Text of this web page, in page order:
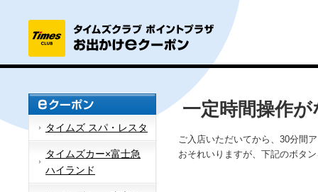
タイムズ スパ・レスタ
タイムズカー×富士急
ハイランド
一定時間操作
ご入店いただいてから、30分間
おそれいりますが、下記のボタ